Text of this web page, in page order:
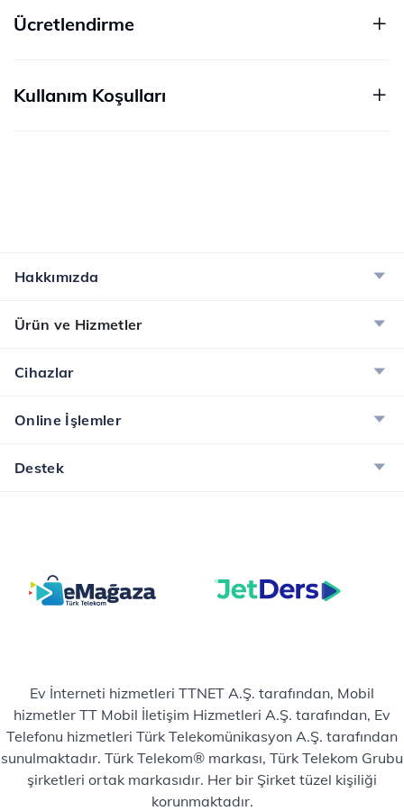
Ücretlendirme
Kullanım Koşulları
Hakkımızda
Ürün ve Hizmetler
Cihazlar
Online İşlemler
Destek
Ev İnterneti hizmetleri TTNET A.Ş. tarafından, Mobil
hizmetler TT Mobil İletişim Hizmetleri A.Ş. tarafından, Ev
Telefonu hizmetleri Türk Telekomünikasyon A.Ş. tarafından
sunulmaktadır. Türk Telekom® markası, Türk Telekom Grubu
şirketleri ortak markasıdır. Her bir Şirket tüzel kişiliği
korunmaktadır.